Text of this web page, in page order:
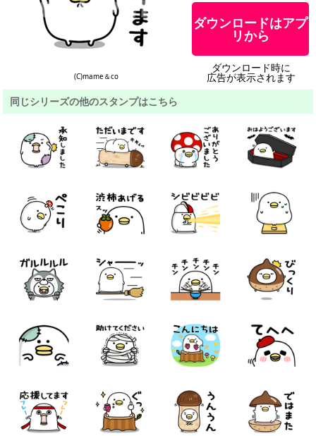
(C)mame＆co
ダウンロードはアプ
リから
ダウンロード時に
広告が表示されます
同じシリーズの他のスタンプはこちら